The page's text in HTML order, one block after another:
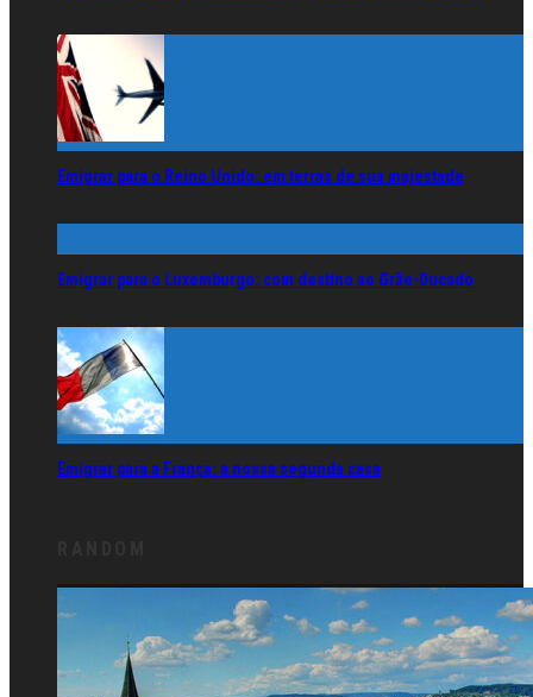
Emigrar para o Reino Unido: em terras de sua majestade
Emigrar para o Luxemburgo: com destino ao Grão-Ducado
Emigrar para a França: a nossa segunda casa